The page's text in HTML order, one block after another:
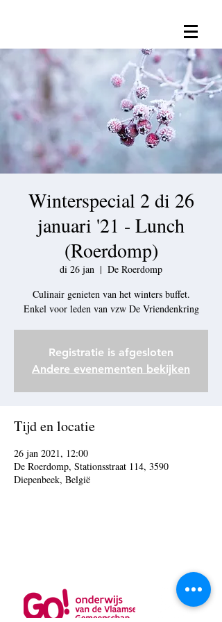
Winterspecial 2 di 26
januari '21 - Lunch
(Roerdomp)
di 26 jan
  |
De Roerdomp
Culinair genieten van het winters buffet.
Enkel voor leden van vzw De Vriendenkring
Registratie is afgesloten
Andere evenementen bekijken
Tijd en locatie
26 jan 2021, 12:00
De Roerdomp, Stationsstraat 114, 3590
Diepenbeek, België